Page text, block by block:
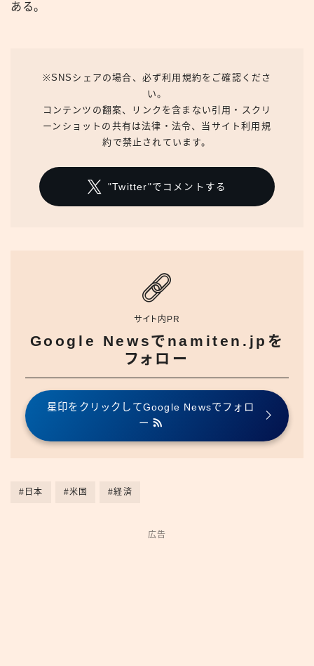
ある。
※SNSシェアの場合、必ず利用規約をご確認くださ
い。
コンテンツの翻案、リンクを含まない引用・スクリ
ーンショットの共有は法律・法令、当サイト利用規
約で禁止されています。
"Twitter"でコメントする
サイト内PR
Google Newsでnamiten.jpを
フォロー
星印をクリックしてGoogle Newsでフォロ
ー
#日本 #米国 #経済
広告